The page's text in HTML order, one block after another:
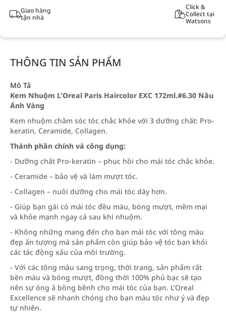
Giao hàng
tận nhà
Click &
Collect tại
Watsons
THÔNG TIN SẢN PHẨM
Mô Tả
Kem Nhuộm L'Oreal Paris Haircolor EXC 172ml.#6.30 Nâu
Ánh Vàng
Kem nhuộm chăm sóc tóc chắc khỏe với 3 dưỡng chất: Pro-
keratin, Ceramide, Collagen.
Thành phần chính và công dụng:
- Dưỡng chất Pro-keratin – phục hồi cho mái tóc chắc khỏe.
- Ceramide – bảo vệ và làm mượt tóc.
- Collagen – nuôi dưỡng cho mái tóc dày hơn.
- Giúp bạn gái có mái tóc đều màu, bóng mượt, mềm mại
và khỏe mạnh ngay cả sau khi nhuộm.
- Không những mang đến cho bạn mái tóc với tông màu
đẹp ấn tượng mà sản phẩm còn giúp bảo vệ tóc bạn khỏi
các tác động xấu của môi trường.
- Với các tông màu sang trọng, thời trang, sản phẩm rất
bền màu và bóng mượt, đồng thời 100% phủ bạc sẽ tạo
nên sự óng ả bồng bềnh cho mái tóc của bạn. L’Oreal
Excellence sẽ nhanh chóng cho bạn màu tóc như ý và đẹp
tự nhiên.